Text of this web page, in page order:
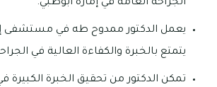
الجراحة العامة في إمارة أبوظبي.
يعمل الدكتور ممدوح طه في مستشفى
يتمتع بالخبرة والكفاءة العالية في
تمكن الدكتور من تحقيق الخبرة